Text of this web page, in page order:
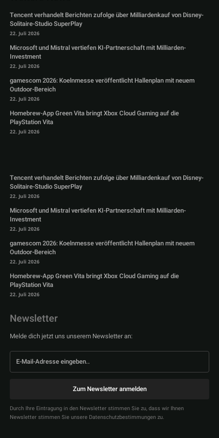
Tencent verhandelt Berichten zufolge über Milliardenkauf von Disney-
Solitaire-Studio SuperPlay
22. Juli 2026
Microsoft und Mistral vertiefen KI-Partnerschaft mit Milliarden-
Investment
22. Juli 2026
gamescom 2026: Koelnmesse veröffentlicht Hallenplan mit neuem
Outdoor-Bereich
22. Juli 2026
Homebrew-App Green Vita bringt Xbox Cloud Gaming auf die
PlayStation Vita
22. Juli 2026
Tencent verhandelt Berichten zufolge über Milliardenkauf von Disney-
Solitaire-Studio SuperPlay
22. Juli 2026
Microsoft und Mistral vertiefen KI-Partnerschaft mit Milliarden-
Investment
22. Juli 2026
gamescom 2026: Koelnmesse veröffentlicht Hallenplan mit neuem
Outdoor-Bereich
22. Juli 2026
Homebrew-App Green Vita bringt Xbox Cloud Gaming auf die
PlayStation Vita
22. Juli 2026
Newsletter
Melde dich jetzt uns unserem Newsletter an:
Zum Newsletter anmelden
Durch Ihre Eintragung in den Newsletter stimmen Sie zu, dass wir Ihnen
Newsletter stimmen Sie unsere Datenschutzbestimmungen zu.